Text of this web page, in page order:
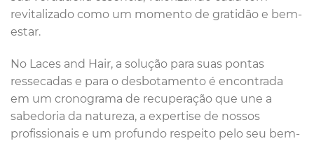
revitalizado como um momento de gratidão e bem-
estar.
No Laces and Hair, a solução para suas pontas
ressecadas e para o desbotamento é encontrada
em um cronograma de recuperação que une a
sabedoria da natureza, a expertise de nossos
profissionais e um profundo respeito pelo seu bem-